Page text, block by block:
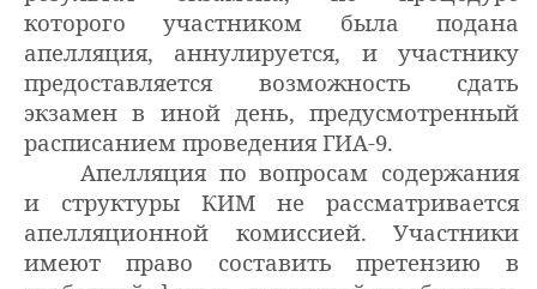
которого участником была подана
апелляция, аннулируется, и участнику
предоставляется возможность сдать
экзамен в иной день, предусмотренный
расписанием проведения ГИА-9.
Апелляция по вопросам содержания
и структуры КИМ не рассматривается
апелляционной комиссией. Участники
имеют право составить претензию в